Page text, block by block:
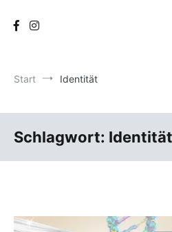
Start Identität
Schlagwort: Identität